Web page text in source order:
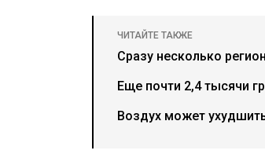
ЧИТАЙТЕ ТАКЖЕ
Сразу несколько
Еще почти 2,4 тысячи
Воздух может